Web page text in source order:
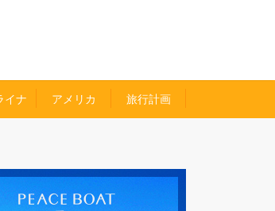
イナ アメリカ 旅行計画